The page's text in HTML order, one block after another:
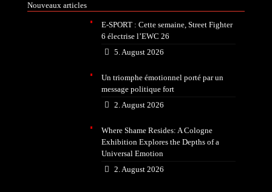
Nouveaux articles
E-SPORT : Cette semaine, Street Fighter
6 électrise l’EWC 26
5. August 2026
Un triomphe émotionnel porté par un
message politique fort
2. August 2026
Where Shame Resides: A Cologne
Exhibition Explores the Depths of a
Universal Emotion
2. August 2026